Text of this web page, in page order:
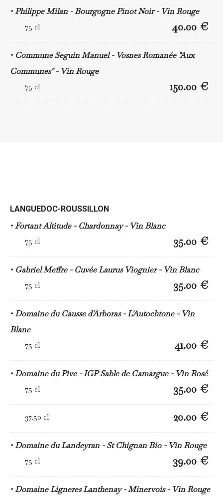
Philippe Milan - Bourgogne Pinot Noir - Vin Rouge
75 cl 40.00 €
Commune Seguin Manuel - Vosnes Romanée "Aux
Communes" - Vin Rouge
75 cl 150.00 €
LANGUEDOC-ROUSSILLON
Fortant Altitude - Chardonnay - Vin Blanc
75 cl 35.00 €
Gabriel Meffre - Cuvée Laurus Viognier - Vin Blanc
75 cl 35.00 €
Domaine du Causse d'Arboras - L'Autochtone - Vin
Blanc
75 cl 41.00 €
Domaine du Pive - IGP Sable de Camargue - Vin Rosé
75 cl 35.00 €
37.50 cl 20.00 €
Domaine du Landeyran - St Chignan Bio - Vin Rouge
75 cl 39.00 €
Domaine Ligneres Lanthenay - Minervois - Vin Rouge